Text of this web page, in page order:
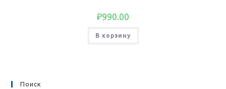
₽990.00
В корзину
Поиск